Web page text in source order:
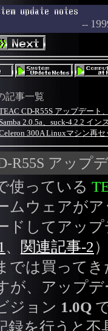
--
記事一覧
CD-R55S アップデート
2.0.5a、suck-4.2.2 イン
300A Linuxマシン再
R55S アップデ
使っている
ムウェアが
ドしてアッ
、 関連記事-2
では買って
が、アップ
ジョン 1.0Q
録を行うと